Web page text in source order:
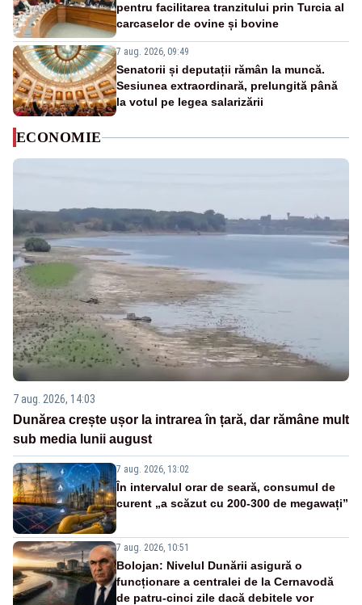
pentru facilitarea tranzitului prin Turcia al
carcaselor de ovine și bovine
7 aug. 2026, 09:49
Senatorii și deputații rămân la muncă.
Sesiunea extraordinară, prelungită până
la votul pe legea salarizării
ECONOMIE
7 aug. 2026, 14:03
Dunărea crește ușor la intrarea în țară, dar rămâne mult
sub media lunii august
7 aug. 2026, 13:02
În intervalul orar de seară, consumul de
curent „a scăzut cu 200-300 de megawați”
7 aug. 2026, 10:51
Bolojan: Nivelul Dunării asigură o
funcționare a centralei de la Cernavodă
de patru-cinci zile dacă debitele vor